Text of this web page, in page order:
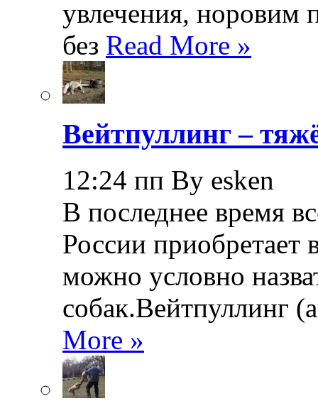
увлечения, норовим
без Read More »
Вейтпуллинг –
12:24 пп By esken
В последнее время
России приобретает
можно условно
собак.Вейтпуллинг
More »